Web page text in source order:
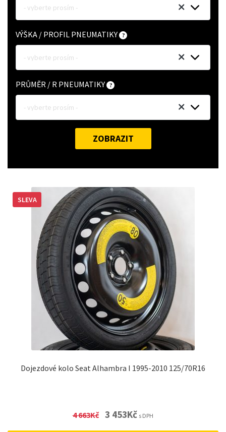
- vyberte prosím -
VÝŠKA / PROFIL PNEUMATIKY
- vyberte prosím -
PRŮMĚR / R PNEUMATIKY
- vyberte prosím -
ZOBRAZIT
Dojezdové kolo Seat Alhambra I 1995-2010 125/70R16
SLEVA
4 663Kč Original
3 453KčCurrent
s DPH